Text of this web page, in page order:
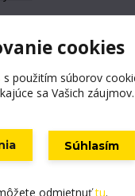
cookies
s použitím súborov
sa Vašich záujmov.
Súhlasím
odmietnuťtu.